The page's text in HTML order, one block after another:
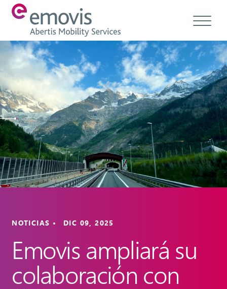
Acerca de
Productos
Servicios y soluciones
Emovis Hub
Contacto
Empleo
ES
NOTICIAS • DIC 09, 2025
Emovis ampliará su
colaboración con